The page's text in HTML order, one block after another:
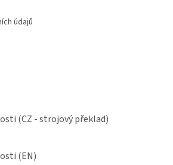
údajů
(CZ - strojový překlad)
(EN)